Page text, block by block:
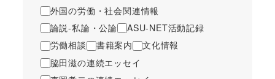
外国の労働・社会関連情報
論説-私論・公論
ASU-NET活動記録
労働相談
書籍案内
文化情報
脇田滋の連続エッセイ